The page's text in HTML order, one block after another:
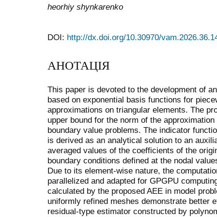
heorhiy shynkarenko
DOI: http://dx.doi.org/10.30970/
АНОТАЦІЯ
This paper is devoted to the development of
based on exponential basis functions for
approximations on triangular elements. The
upper bound for the norm of the
boundary value problems. The indicator
is derived as an analytical solution to an
averaged values of the coefficients of the
boundary conditions defined at the nodal
Due to its element-wise nature, the
parallelized and adapted for GPGPU
calculated by the proposed AEE in model
uniformly refined meshes demonstrate better
residual-type estimator constructed by